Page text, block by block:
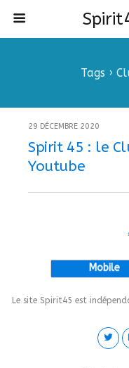
Tags ›
29 DÉCEMBRE 2020
Spirit 45 : le
Youtube
Mobile
Le site Spirit45 est